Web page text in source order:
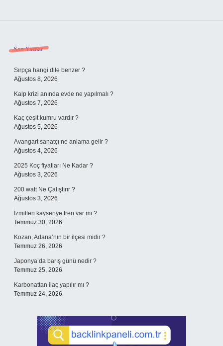
Sidebar
Son Yazılar
Sırpça hangi dile benzer ?
Ağustos 8, 2026
Kalp krizi anında evde ne yapılmalı ?
Ağustos 7, 2026
Kaç çeşit kumru vardır ?
Ağustos 5, 2026
Avangart sanatçı ne anlama gelir ?
Ağustos 4, 2026
2025 Koç fiyatları Ne Kadar ?
Ağustos 3, 2026
200 watt Ne Çalıştırır ?
Ağustos 3, 2026
İzmitten kayseriye tren var mı ?
Temmuz 30, 2026
Kozan, Adana’nın bir ilçesi midir ?
Temmuz 26, 2026
Japonya’da barış günü nedir ?
Temmuz 25, 2026
Karbonattan ilaç yapılır mı ?
Temmuz 24, 2026